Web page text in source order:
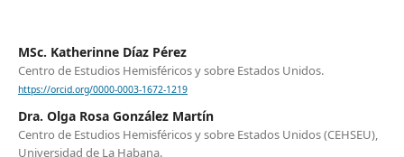
MSc. Katherinne Díaz Pérez
Centro de Estudios Hemisféricos y sobre Estados Unidos.
https://orcid.org/0000-0003-1672-1219
Dra. Olga Rosa González Martín
Centro de Estudios Hemisféricos y sobre Estados Unidos (CEHSEU),
Universidad de La Habana.